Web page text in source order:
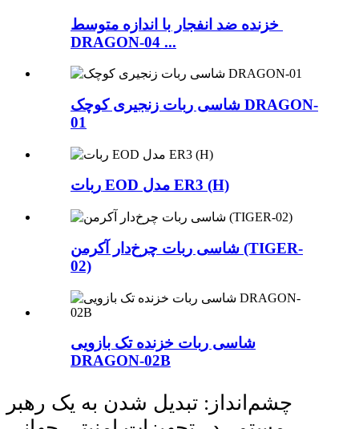
خزنده ضد انفجار با اندازه متوسط ​​
DRAGON-04 ...
شاسی ربات زنجیری کوچک DRAGON-
01
ربات EOD مدل ER3 (H)
شاسی ربات چرخ‌دار آکرمن (TIGER-
02)
شاسی ربات خزنده تک بازویی
DRAGON-02B
چشم‌انداز: تبدیل شدن به یک رهبر